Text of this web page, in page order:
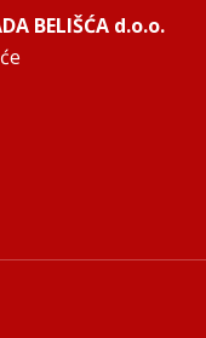
BELIŠĆA d.o.o.